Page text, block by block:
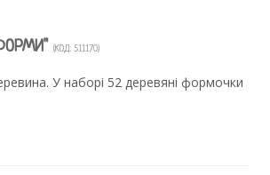
(КОД:511170)
У наборі 52 деревяні формочки